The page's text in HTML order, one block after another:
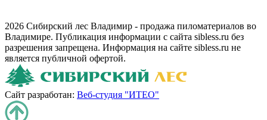
2026 Сибирский лес Владимир - продажа пиломатериалов во
Владимире. Публикация информации с сайта sibless.ru без
разрешения запрещена. Информация на сайте sibless.ru не
является публичной офертой.
Сайт разработан: Веб-студия "ИТЕО"